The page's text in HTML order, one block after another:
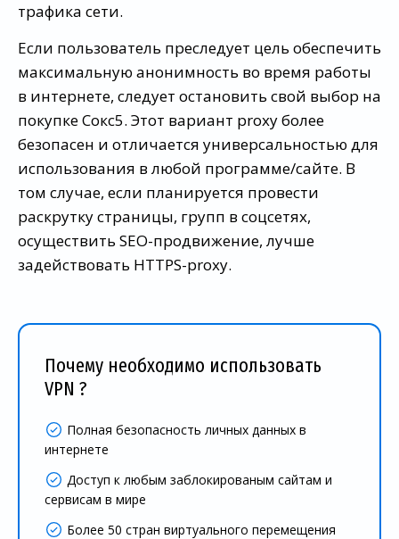
трафика сети.
Если пользователь преследует цель обеспечить
максимальную анонимность во время работы
в интернете, следует остановить свой выбор на
покупке Сокс5. Этот вариант proxy более
безопасен и отличается универсальностью для
использования в любой программе/сайте. В
том случае, если планируется провести
раскрутку страницы, групп в соцсетях,
осуществить SEO-продвижение, лучше
задействовать HTTPS-proxy.
Почему необходимо использовать
VPN ?
Полная безопасность личных данных в
интернете
Доступ к любым заблокированым сайтам и
сервисам в мире
Более 50 стран виртуального перемещения